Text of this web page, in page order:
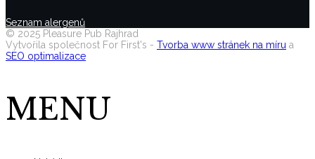
Seznam alergenů
© 2025 Pleasure Pub Rajhrad
Vytvořila společnost For First's - Tvorba www stránek na míru a
SEO optimalizace
MENU